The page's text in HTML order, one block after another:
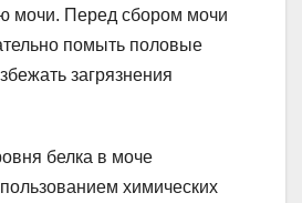
мочи. Перед сбором мочи
помыть половые
загрязнения
белка в моче
химических